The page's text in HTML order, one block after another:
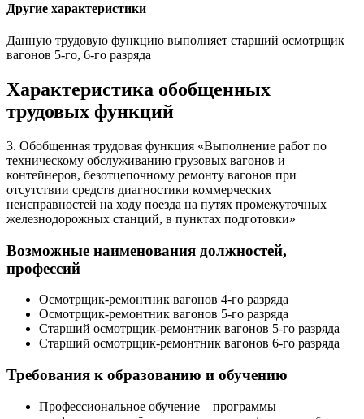
Другие характеристики
Данную трудовую функцию выполняет старший осмотрщик
вагонов 5-го, 6-го разряда
Характеристика обобщенных
трудовых функций
3. Обобщенная трудовая функция «Выполнение работ по
техническому обслуживанию грузовых вагонов и
контейнеров, безотцепочному ремонту вагонов при
отсутствии средств диагностики коммерческих
неисправностей на ходу поезда на путях промежуточных
железнодорожных станций, в пунктах подготовки»
Возможные наименования должностей,
профессий
Осмотрщик-ремонтник вагонов 4-го разряда
Осмотрщик-ремонтник вагонов 5-го разряда
Старший осмотрщик-ремонтник вагонов 5-го разряда
Старший осмотрщик-ремонтник вагонов 6-го разряда
Требования к образованию и обучению
Профессиональное обучение – программы